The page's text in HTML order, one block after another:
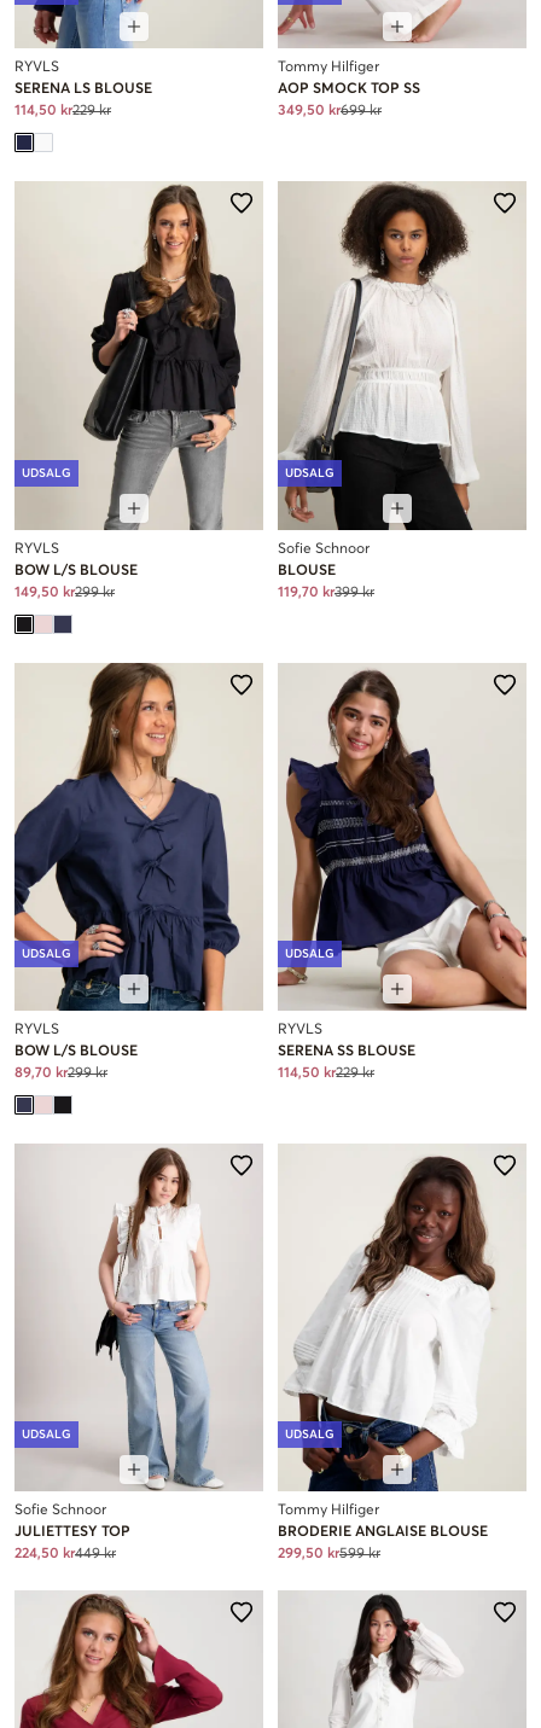
RYVLS
SERENA LS BLOUSE
114,50 kr229 kr
Tommy Hilfiger
AOP SMOCK TOP SS
349,50 kr699 kr
UDSALG
RYVLS
BOW L/S BLOUSE
149,50 kr299 kr
UDSALG
Sofie Schnoor
BLOUSE
119,70 kr399 kr
UDSALG
RYVLS
BOW L/S BLOUSE
89,70 kr299 kr
UDSALG
RYVLS
SERENA SS BLOUSE
114,50 kr229 kr
UDSALG
Sofie Schnoor
JULIETTESY TOP
224,50 kr449 kr
UDSALG
Tommy Hilfiger
BRODERIE ANGLAISE BLOUSE
299,50 kr599 kr